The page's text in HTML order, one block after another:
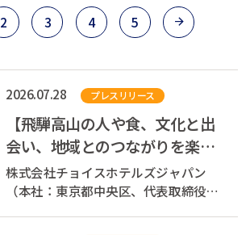
2 3 4 5
2026.07.28 プレスリリース
【飛騨高山の人や食、文化と出
会い、地域とのつながりを楽し
む】「hotel around
TAKAYAMA」旅人と地域を...
株式会社チョイスホテルズジャパン
（本社：東京都中央区、代表取締役社